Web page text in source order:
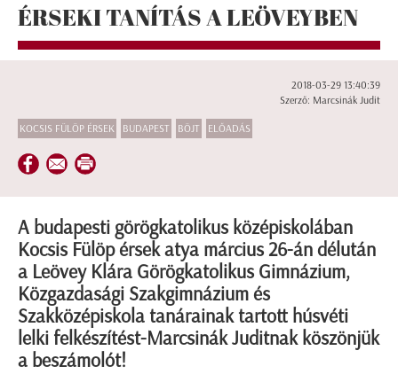
ÉRSEKI TANÍTÁS A LEÖVEYBEN
2018-03-29 13:40:39
Szerző: Marcsinák Judit
KOCSIS FÜLÖP ÉRSEK BUDAPEST BÖJT ELŐADÁS
A budapesti görögkatolikus középiskolában
Kocsis Fülöp érsek atya március 26-án délután
a Leövey Klára Görögkatolikus Gimnázium,
Közgazdasági Szakgimnázium és
Szakközépiskola tanárainak tartott húsvéti
lelki felkészítést-Marcsinák Juditnak köszönjük
a beszámolót!